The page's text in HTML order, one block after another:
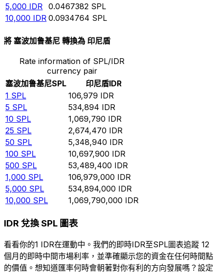
5,000 IDR 0.0467382 SPL
10,000 IDR 0.0934764 SPL
將 塞波加鲁基尼 轉換為 印尼盾
Rate information of SPL/IDR
currency pair
塞波加鲁基尼SPL 印尼盾IDR
1 SPL 106,979 IDR
5 SPL 534,894 IDR
10 SPL 1,069,790 IDR
25 SPL 2,674,470 IDR
50 SPL 5,348,940 IDR
100 SPL 10,697,900 IDR
500 SPL 53,489,400 IDR
1,000 SPL 106,979,000 IDR
5,000 SPL 534,894,000 IDR
10,000 SPL 1,069,790,000 IDR
IDR 兌換 SPL 圖表
看看你的1 IDR在運動中。我們的即時IDR至SPL圖表追蹤 12
個月的即時中間市場利率，並準確顯示您的資金在任何時間點
的價值。想知道匯率何時會朝著對你有利的方向發展嗎？設定